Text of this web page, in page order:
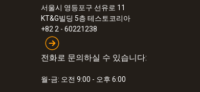
서울시 영등포구 선유로 11
KT&G빌딩 5층 테스토코리아
+82 2 - 60221238
전화로 문의하실 수 있습니다:
월-금: 오전 9:00 - 오후 6:00